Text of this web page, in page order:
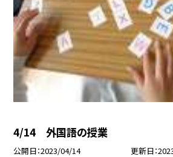
4/14 外国語の授業
公開日 2023/04/14 更新日